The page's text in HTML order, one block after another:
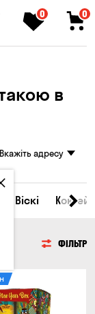
0 0
в
Вкажіть адресу
Віскі
ФІЛЬТР